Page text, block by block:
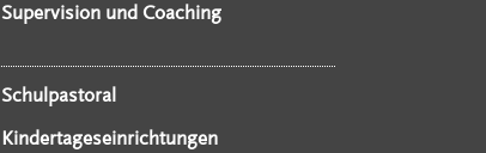
Supervision und Coaching
Schulpastoral
Kindertageseinrichtungen